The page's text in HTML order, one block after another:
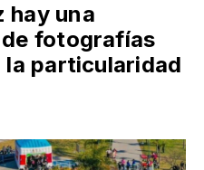
hay una
fotografías
la particularidad